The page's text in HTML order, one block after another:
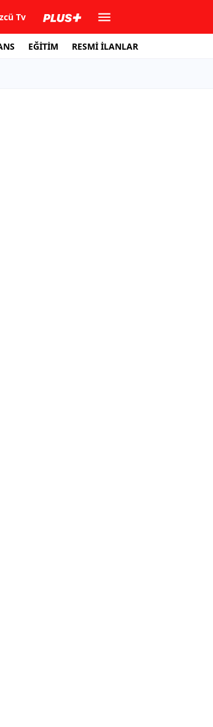
Tv
EĞİTİM RESMİ İLANLAR